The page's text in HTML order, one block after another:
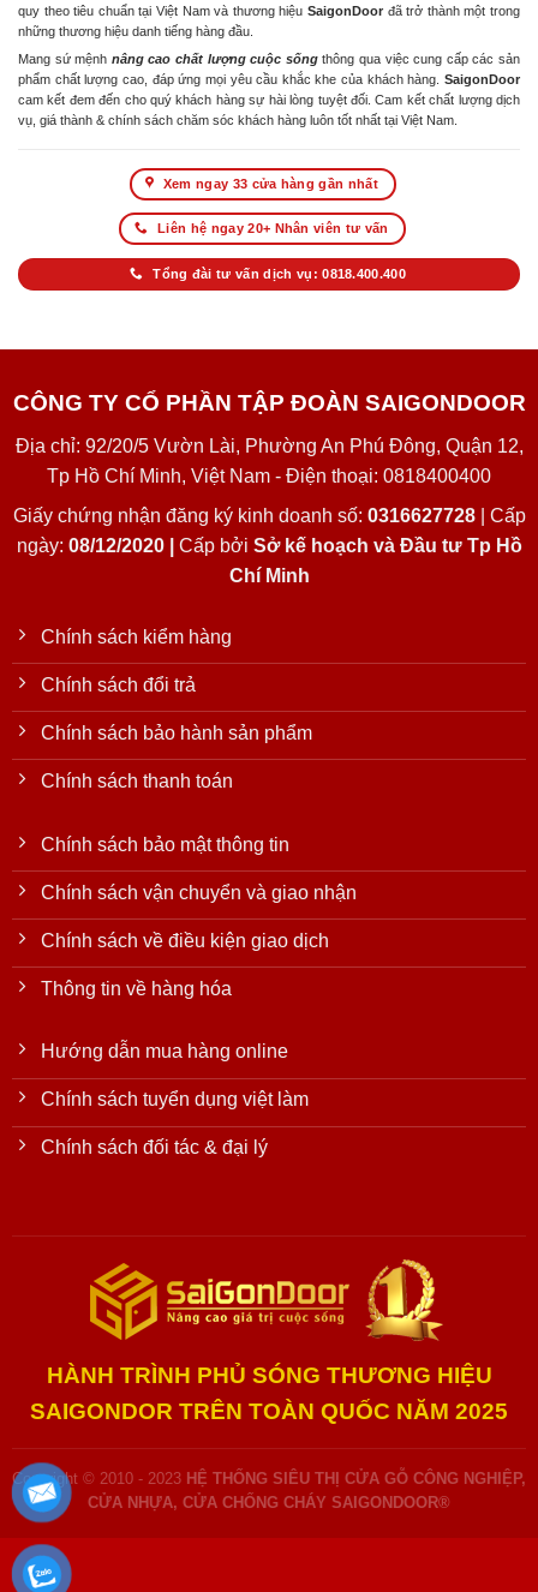
quy theo tiêu chuẩn tại Việt Nam và thương hiệu SaigonDoor đã trở thành một trong
những thương hiệu danh tiếng hàng đầu.
Mang sứ mệnh nâng cao chất lượng cuộc sốngthông qua việc cung cấp các sản
phẩm chất lượng cao, đáp ứng mọi yêu cầu khắc khe của khách hàng. SaigonDoor
cam kết đem đến cho quý khách hàng sự hài lòng tuyệt đối. Cam kết chất lượng dịch
vụ, giá thành & chính sách chăm sóc khách hàng luôn tốt nhất tại Việt Nam.
Xem ngay 33 cửa hàng gần nhất
Liên hệ ngay 20+ Nhân viên tư vấn
Tổng đài tư vấn dịch vụ: 0818.400.400
CÔNG TY CỔ PHẦN TẬP ĐOÀN SAIGONDOOR
Địa chỉ: 92/20/5 Vườn Lài, Phường An Phú Đông, Quận 12,
Tp Hồ Chí Minh, Việt Nam - Điện thoại: 0818400400
Giấy chứng nhận đăng ký kinh doanh số: 0316627728| Cấp
ngày: 08/12/2020 | Cấp bởi Sở kế hoạch và Đầu tư Tp Hồ
Chí Minh
Chính sách kiểm hàng
Chính sách đổi trả
Chính sách bảo hành sản phẩm
Chính sách thanh toán
Chính sách bảo mật thông tin
Chính sách vận chuyển và giao nhận
Chính sách về điều kiện giao dịch
Thông tin về hàng hóa
Hướng dẫn mua hàng online
Chính sách tuyển dụng việt làm
Chính sách đối tác & đại lý
HÀNH TRÌNH PHỦ SÓNG THƯƠNG HIỆU
SAIGONDOR TRÊN TOÀN QUỐC NĂM 2025
Copyright © 2010 - 2023 HỆ THỐNG SIÊU THỊ CỬA GỖ CÔNG NGHIỆP,
CỬA NHỰA, CỬA CHỐNG CHÁY SAIGONDOOR®